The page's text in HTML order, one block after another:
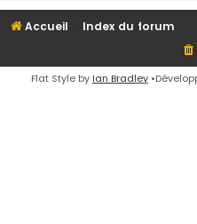
Accueil
Index du forum
Flat Style by Ian Bradley